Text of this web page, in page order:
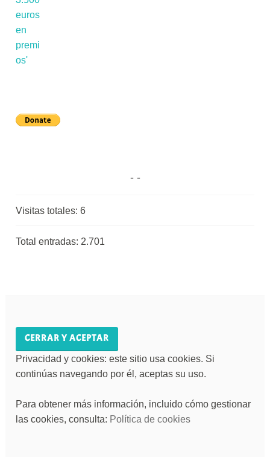
Visitas totales:6
Total entradas: 2.701
Privacidad y cookies: este sitio usa cookies. Si
continúas navegando por él, aceptas su uso.
Para obtener más información, incluido cómo gestionar
las cookies, consulta: Política de cookies